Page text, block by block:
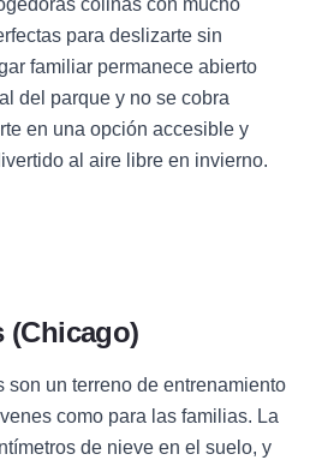
colinas con mucho
para deslizarte sin
familiar permanece abierto
del parque y no se cobra
en una opción accesible y
al aire libre en invierno.
(Chicago)
son un terreno de entrenamiento
como para las familias. La
de nieve en el suelo, y